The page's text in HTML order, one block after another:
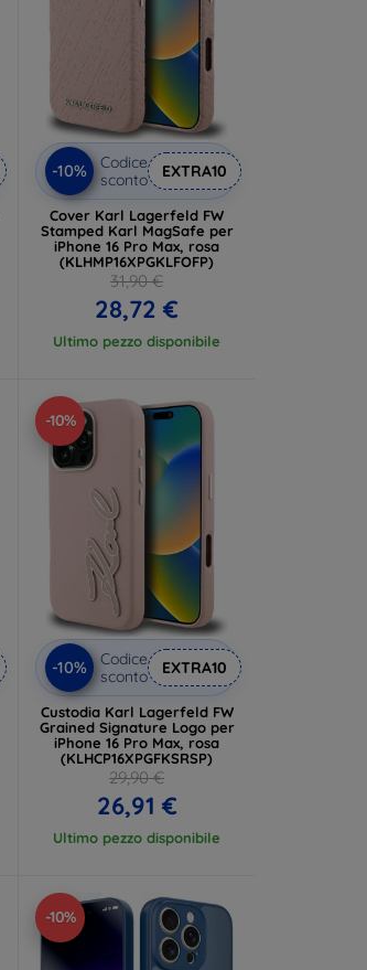
-10%
Codice
sconto
EXTRA10
Cover Karl Lagerfeld FW
Stamped Karl MagSafe per
iPhone 16 Pro Max, rosa
(KLHMP16XPGKLFOFP)
31,90 €
28,72 €
Ultimo pezzo disponibile
-10%
-10%
Codice
sconto
EXTRA10
Custodia Karl Lagerfeld FW
Grained Signature Logo per
iPhone 16 Pro Max, rosa
(KLHCP16XPGFKSRSP)
29,90 €
26,91 €
Ultimo pezzo disponibile
-10%